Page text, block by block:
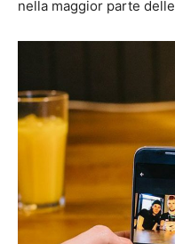
nella maggior parte